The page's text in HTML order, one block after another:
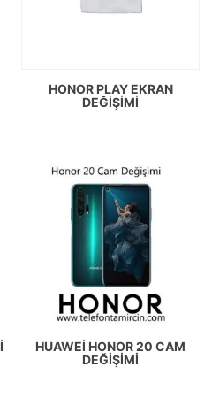
HONOR PLAY EKRAN
DEĞIŞIMI
HUAWEI HONOR 20 CAM
DEĞIŞIMI